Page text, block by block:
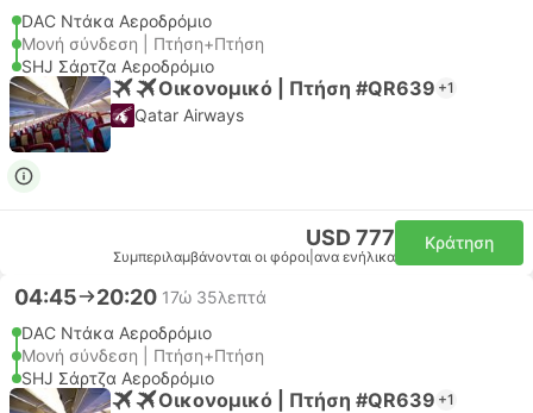
DAC Ντάκα Αεροδρόμιο
Μονή σύνδεση | Πτήση+Πτήση
SHJ Σάρτζα Αεροδρόμιο
Οικονομικό | Πτήση #QR639 +1
Qatar Airways
USD 777
Συμπεριλαμβάνονται οι φόροι ανα ενήλικα
Κράτηση
04:45 20:20 17ώ 35λεπτά
DAC Ντάκα Αεροδρόμιο
Μονή σύνδεση | Πτήση+Πτήση
SHJ Σάρτζα Αεροδρόμιο
Οικονομικό | Πτήση #QR639 +1